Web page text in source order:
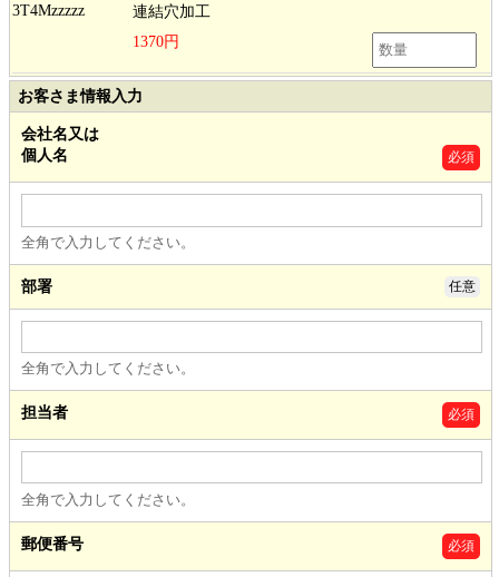
3T4Mzzzzz
連結穴加工
1370円
お客さま情報入力
会社名又は
個人名
必須
全角で入力してください。
部署 任意
全角で入力してください。
担当者 必須
全角で入力してください。
郵便番号 必須